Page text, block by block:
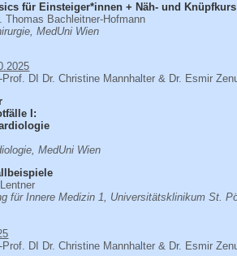
für Einsteiger*innen + Näh- und Knüpfkurs
Thomas Bachleitner-Hofmann
MedUni Wien
Prof. DI Dr. Christine Mannhalter & Dr. Esmir
I:
MedUni Wien
für Innere Medizin 1, Universitätsklinikum St.
Prof. DI Dr. Christine Mannhalter & Dr. Esmir